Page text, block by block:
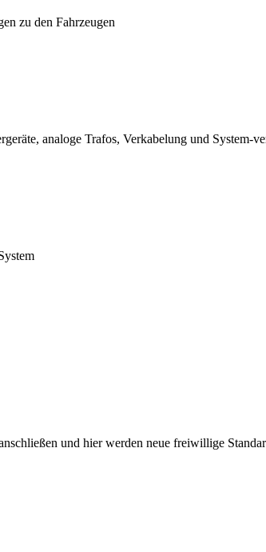
zu den Fahrzeugen
analoge Trafos, Verkabelung und System-
und hier werden neue freiwillige